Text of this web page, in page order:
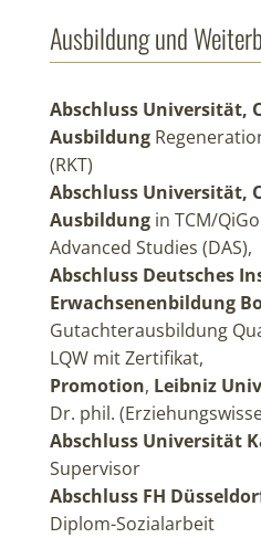
Ausbildung und
Abschluss Universität,
Ausbildung
(RKT)
Abschluss Universität,
Ausbildungin TCM/
Advanced Studies (DAS),
Abschluss Deutsches
Erwachsenenbildung
Gutachterausbildung
LQW mit Zertifikat,
Promotion, Leibniz
Dr. phil.
Abschluss Universität
Supervisor
Abschluss FH
Diplom-Sozialarbeit